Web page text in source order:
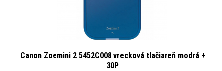
Canon Zoemini 2 5452C008 vrecková tlačiareň modrá +
30P